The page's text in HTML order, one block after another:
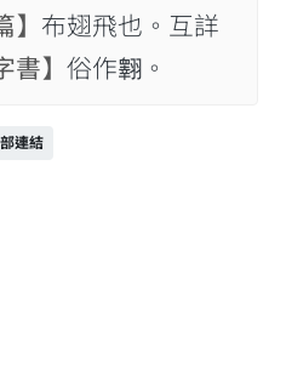
】 布翅飛也。互詳
書】 俗作𦒢。
連結